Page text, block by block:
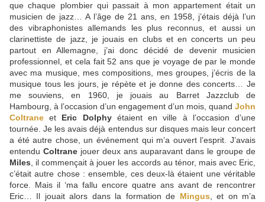
que chaque plombier qui passait à mon appartement était un
musicien de jazz… A l’âge de 21 ans, en 1958, j’étais déjà l’un
des vibraphonistes allemands les plus reconnus, et aussi un
clarinettiste de jazz, je jouais en clubs et en concerts un peu
partout en Allemagne, j’ai donc décidé de devenir musicien
professionnel, et cela fait 52 ans que je voyage de par le monde
avec ma musique, mes compositions, mes groupes, j’écris de la
musique tous les jours, je répète et je donne des concerts… Je
me souviens, en 1960, je jouais au Barret Jazzclub de
Hambourg, à l’occasion d’un engagement d’un mois, quand John
Coltrane et Eric Dolphyétaient en ville à l’occasion d’une
tournée. Je les avais déjà entendus sur disques mais leur concert
a été autre chose, un événement qui m’a ouvert l’esprit. J’avais
entendu Coltrane jouer deux ans auparavant dans le groupe de
Miles , il commençait à jouer les accords au ténor, mais avec Eric,
c’était autre chose : ensemble, ces deux-là étaient une véritable
force. Mais il ‘ma fallu encore quatre ans avant de rencontrer
Eric… Il jouait alors dans la formation de Mingus , et on m’a